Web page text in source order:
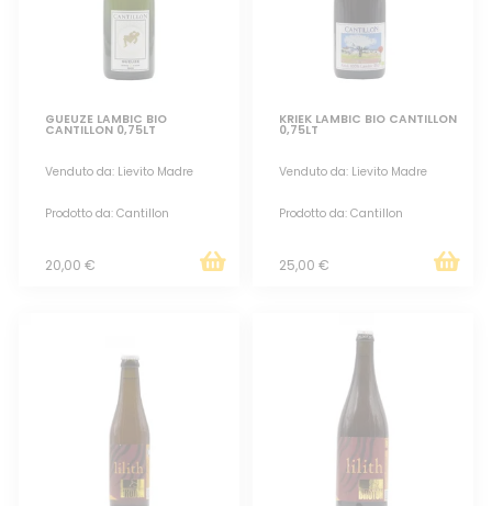
GUEUZE LAMBIC BIO
CANTILLON 0,75LT
Venduto da: Lievito Madre
Prodotto da: Cantillon
20,00 €
KRIEK LAMBIC BIO CANTILLON
0,75LT
Venduto da: Lievito Madre
Prodotto da: Cantillon
25,00 €